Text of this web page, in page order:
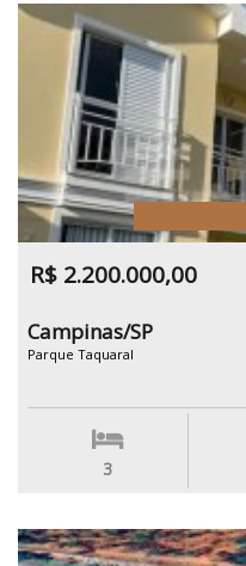
R$ 2.200.000,00
Campinas/SP
Parque Taquaral
3